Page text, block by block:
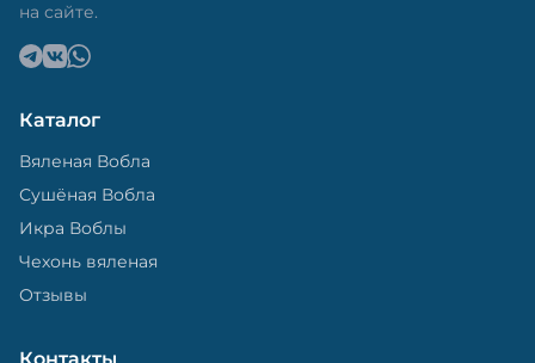
на сайте.
Каталог
Вяленая Вобла
Сушёная Вобла
Икра Воблы
Чехонь вяленая
Отзывы